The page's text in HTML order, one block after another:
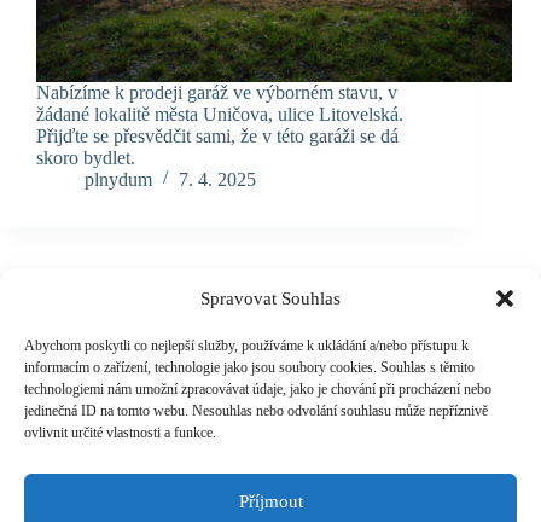
Spravovat Souhlas
Abychom poskytli co nejlepší služby, používáme k ukládání a/nebo přístupu k
informacím o zařízení, technologie jako jsou soubory cookies. Souhlas s těmito
technologiemi nám umožní zpracovávat údaje, jako je chování při procházení nebo
jedinečná ID na tomto webu. Nesouhlas nebo odvolání souhlasu může nepříznivě
ovlivnit určité vlastnosti a funkce.
Příjmout
Nabízíme k prodeji garáž ve výborném stavu, v
žádané lokalitě města Uničova, ulice Litovelská.
Přijďte se přesvědčit sami, že v této garáži se dá
skoro bydlet.
plnydum
7. 4. 2025
Chcete prodat nebo naopak koupit nemovitost? Nebo nabízíte
byt k pronájmu? Nebo nájem hledáte? Na našem inzertním
webu najdete byty, domy, zahrady, parcely nebo nebytové
prostory k prodeji či pronájmu. Náš inzertní web se zaměřuje
probírat stovkami inzerátů.